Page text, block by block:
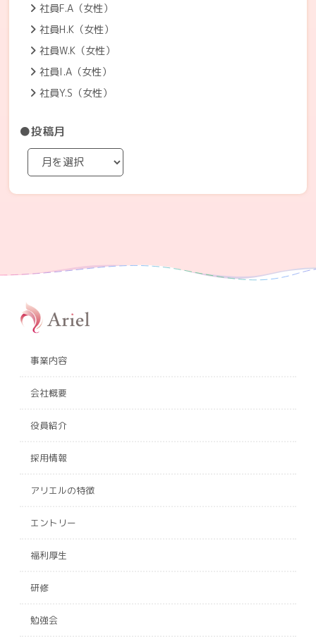
社員F.A（女性）
社員H.K（女性）
社員W.K（女性）
社員I.A（女性）
社員Y.S（女性）
●投稿月
事業内容
会社概要
役員紹介
採用情報
アリエルの特徴
エントリー
福利厚生
研修
勉強会